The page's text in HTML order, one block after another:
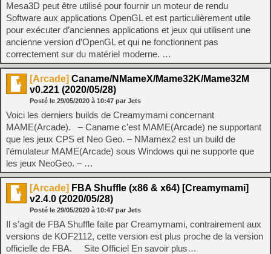
Mesa3D peut être utilisé pour fournir un moteur de rendu
Software aux applications OpenGL et est particulièrement utile
pour exécuter d’anciennes applications et jeux qui utilisent une
ancienne version d’OpenGL et qui ne fonctionnent pas
correctement sur du matériel moderne. …
[Arcade] Caname/NMameX/Mame32K/Mame32M
v0.221 (2020/05/28)
Posté le 29/05/2020 à 10:47 par Jets
Voici les derniers builds de Creamymami concernant
MAME(Arcade). – Caname c’est MAME(Arcade) ne supportant
que les jeux CPS et Neo Geo. – NMamex2 est un build de
l’émulateur MAME(Arcade) sous Windows qui ne supporte que
les jeux NeoGeo. – …
[Arcade] FBA Shuffle (x86 & x64) [Creamymami]
v2.4.0 (2020/05/28)
Posté le 29/05/2020 à 10:47 par Jets
Il s’agit de FBA Shuffle faite par Creamymami, contrairement aux
versions de KOF2112, cette version est plus proche de la version
officielle de FBA. Site Officiel En savoir plus…